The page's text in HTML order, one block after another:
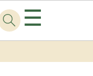
☰